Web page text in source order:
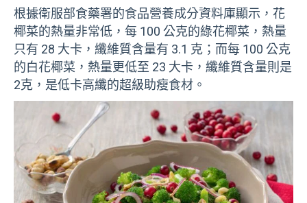
根據衛服部食藥署的食品營養成分資料庫顯示，花
椰菜的熱量非常低，每 100 公克的綠花椰菜，熱量
只有 28 大卡，纖維質含量有 3.1 克；而每 100 公克
的白花椰菜，熱量更低至 23 大卡，纖維質含量則是
2克，是低卡高纖的超級助瘦食材。